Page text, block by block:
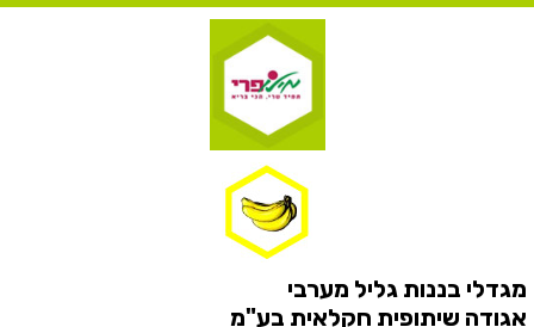
מגדלי בננות גליל מערבי
אגודה שיתופית חקלאית בע"מ